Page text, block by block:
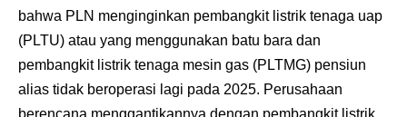
bahwa PLN menginginkan pembangkit listrik tenaga uap
(PLTU) atau yang menggunakan batu bara dan
pembangkit listrik tenaga mesin gas (PLTMG) pensiun
alias tidak beroperasi lagi pada 2025. Perusahaan
berencana menggantikannya dengan pembangkit listrik